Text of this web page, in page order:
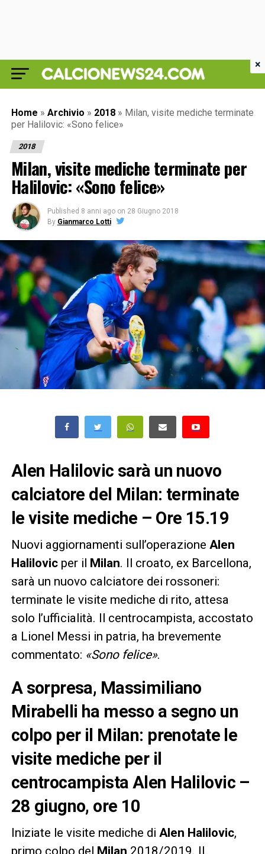
Home » Archivio » 2018 » Milan, visite mediche terminate
per Halilovic: «Sono felice»
2018
Milan, visite mediche terminate per
Halilovic: «Sono felice»
Published 8 anni ago on 28 Giugno 2018
By Gianmarco Lotti
Alen Halilovic sarà un nuovo
calciatore del Milan: terminate
le visite mediche – Ore 15.19
Nuovi aggiornamenti sull’operazione Alen
Halilovicper il Milan. Il croato, ex Barcellona,
sarà un nuovo calciatore dei rossoneri:
terminate le visite mediche di rito, attesa
solo l’ufficialità. Il centrocampista, accostato
a Lionel Messi in patria, ha brevemente
commentato: «Sono felice».
A sorpresa, Massimiliano
Mirabelli ha messo a segno un
colpo per il Milan: prenotate le
visite mediche per il
centrocampista Alen Halilovic –
28 giugno, ore 10
Iniziate le visite mediche di Alen Halilovic,
×